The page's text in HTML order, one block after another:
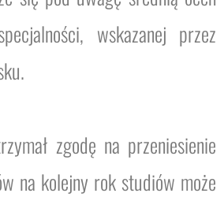
wskazanej przez
zgodę na przeniesienie
na kolejny rok studiów może